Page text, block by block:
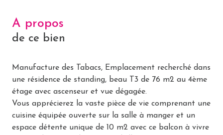
A propos
de ce bien
Manufacture des Tabacs, Emplacement recherché dans
une résidence de standing, beau T3 de 76 m2 au 4ème
étage avec ascenseur et vue dégagée.
Vous apprécierez la vaste pièce de vie comprenant une
cuisine équipée ouverte sur la salle à manger et un
espace détente unique de 10 m2 avec ce balcon à vivre